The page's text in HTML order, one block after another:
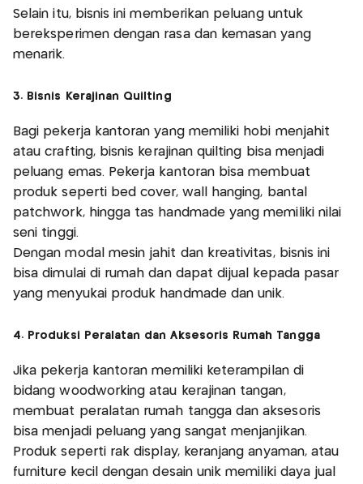
Selain itu, bisnis ini memberikan peluang untuk
bereksperimen dengan rasa dan kemasan yang
menarik.
3. Bisnis Kerajinan Quilting
Bagi pekerja kantoran yang memiliki hobi menjahit
atau crafting, bisnis kerajinan quilting bisa menjadi
peluang emas. Pekerja kantoran bisa membuat
produk seperti bed cover, wall hanging, bantal
patchwork, hingga tas handmade yang memiliki nilai
seni tinggi.
Dengan modal mesin jahit dan kreativitas, bisnis ini
bisa dimulai di rumah dan dapat dijual kepada pasar
yang menyukai produk handmade dan unik.
4. Produksi Peralatan dan Aksesoris Rumah Tangga
Jika pekerja kantoran memiliki keterampilan di
bidang woodworking atau kerajinan tangan,
membuat peralatan rumah tangga dan aksesoris
bisa menjadi peluang yang sangat menjanjikan.
Produk seperti rak display, keranjang anyaman, atau
furniture kecil dengan desain unik memiliki daya jual